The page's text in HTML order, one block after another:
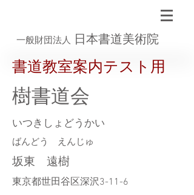
一般財団法人 日本書道美術院
書道教室案内テスト用
樹書道会
いつきしょどうかい
ばんどう えんじゅ
坂東 遠樹
東京都世田谷区深沢3-11-6